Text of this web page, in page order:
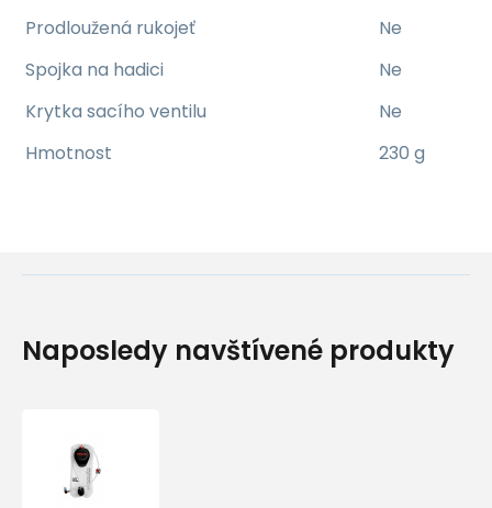
Prodloužená rukojeť
Ne
Spojka na hadici
Ne
Krytka sacího ventilu
Ne
Hmotnost
230 g
Naposledy navštívené produkty